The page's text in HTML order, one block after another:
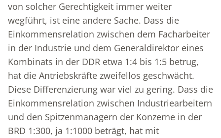
von solcher Gerechtigkeit immer weiter
wegführt, ist eine andere Sache. Dass die
Einkommensrelation zwischen dem Facharbeiter
in der Industrie und dem Generaldirektor eines
Kombinats in der DDR etwa 1:4 bis 1:5 betrug,
hat die Antriebskräfte zweifellos geschwächt.
Diese Differenzierung war viel zu gering. Dass die
Einkommensrelation zwischen Industriearbeitern
und den Spitzenmanagern der Konzerne in der
BRD 1:300, ja 1:1000 beträgt, hat mit